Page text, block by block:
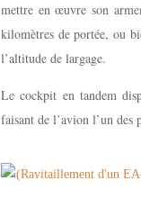
mettre en œuvre son
kilomètres de portée, ou
l’altitude de largage.
Le cockpit en tandem
faisant de l’avion l’un des